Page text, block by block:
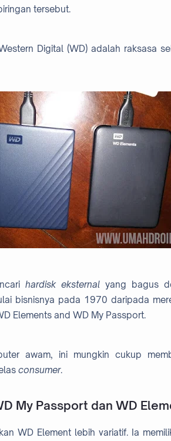
tersebut.
Digital (WD) adalah raksasa
hardisk eksternal yang bagus
bisnisnya pada 1970 daripada
Elements and WD My Passport.
awam, ini mungkin cukup
consumer.
My Passport dan WD
WD Element lebih variatif. Ia